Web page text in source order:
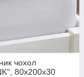
чохол
80x200x30